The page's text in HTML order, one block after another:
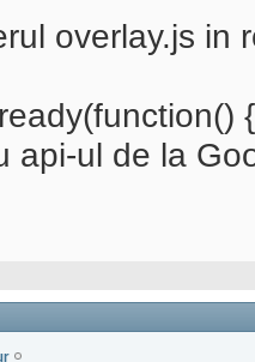
overlay.js in
{
api-ul de la